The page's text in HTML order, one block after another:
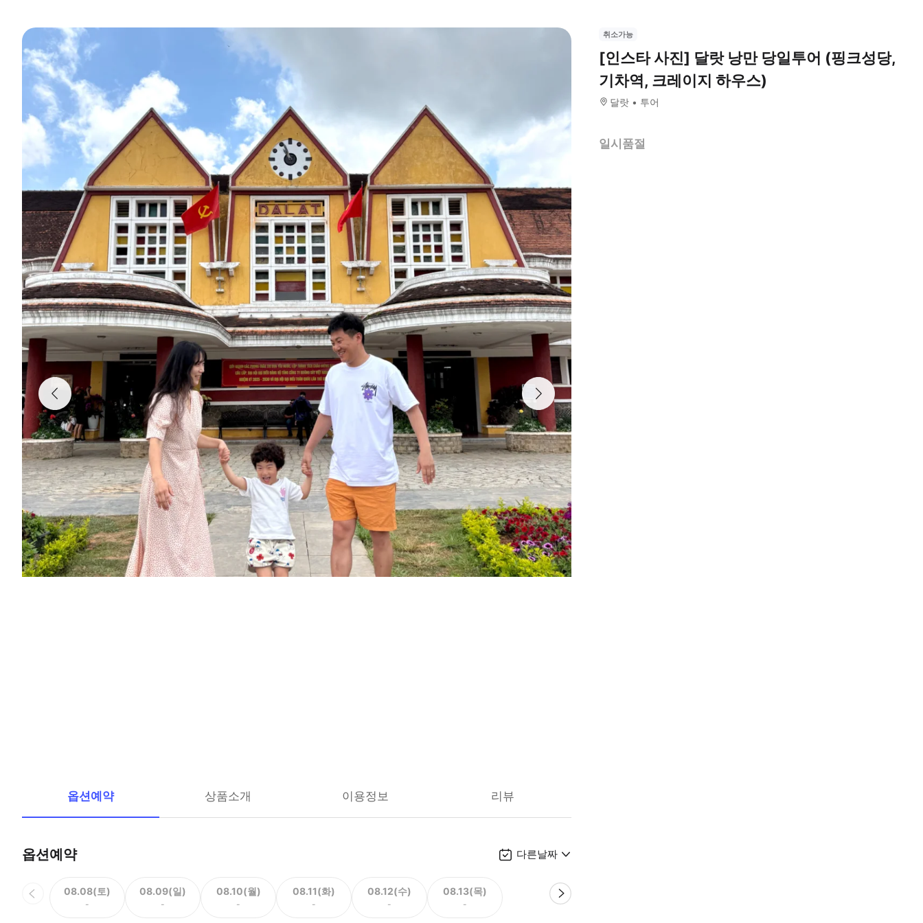
옵션예약 상품소개 이용정보 리뷰
옵션예약 다른날짜
08.08(토)
-
08.09(일)
-
08.10(월)
-
08.11(화)
-
08.12(수)
-
08.13(목)
-
취소가능
[인스타 사진] 달랏 낭만 당일투어 (핑크성당,
기차역, 크레이지 하우스)
달랏 투어
일시품절